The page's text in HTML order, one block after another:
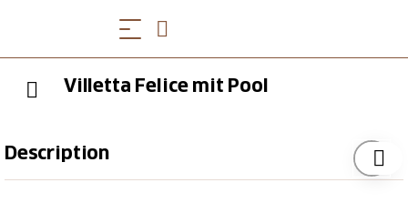
Villetta Felice mit Pool
Description